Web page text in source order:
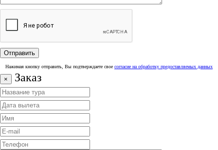
Нажимая кнопку отправить, Вы подтверждаете свое согласие на обработку предоставляемых данных
× Заказ